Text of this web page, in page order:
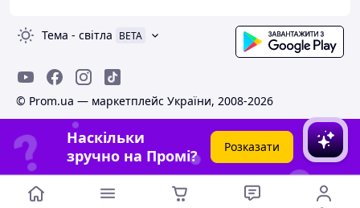
Тема - світла BETA
© Prom.ua — маркетплейс України, 2008-2026
Наскільки
зручно на Промі?
Розказати